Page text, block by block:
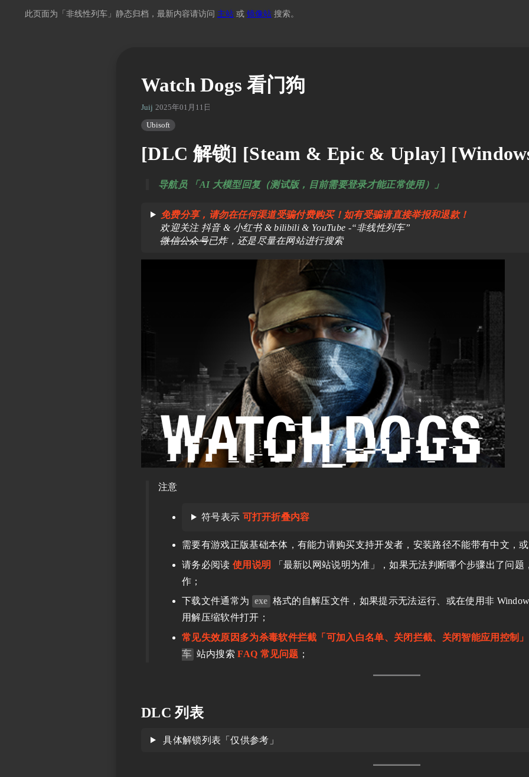
此页面为「非线性列车」静态归档，最新内容请访问 主站 或 镜像站 搜索。
Watch Dogs 看门狗
Juij 2025年01月11日 07:43
Ubisoft
[DLC 解锁] [Steam & Epic & Uplay]
导航员 「AI 大模型回复（测试版，目前需要登录才能正常使用）」
免费分享，请勿在任何渠道受骗付费购买！如有受骗请直接举报和退款！
欢迎关注 抖音 & 小红书 & bilibili & YouTube -“非线性列车”
微信公众号已炸，还是尽量在网站进行搜索
注意
符号表示 可打开折叠内容
需要有游戏正版基础本体，有能力请购买支持开发者，安装路径不能带有中文，
请务必阅读 使用说明
「最新以网站说明为准」，如果无法判断哪个步骤出了问
作；
下载文件通常为 exe 格式的自解压文件，如果提示无法运行、或在使用非
用解压缩软件打开；
常见失效原因多为杀毒软件拦截「可加入白名单、关闭拦截、关闭智能应用控制」
车 站内搜索FAQ 常见问题 ；
DLC 列表
具体解锁列表「仅供参考」